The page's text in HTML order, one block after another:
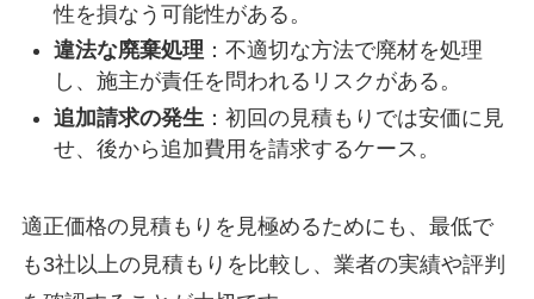
性を損なう可能性がある。
違法な廃棄処理 ：不適切な方法で廃材を処理
し、施主が責任を問われるリスクがある。
追加請求の発生 ：初回の見積もりでは安価に見
せ、後から追加費用を請求するケース。
適正価格の見積もりを見極めるためにも、最低で
も3社以上の見積もりを比較し、業者の実績や評判